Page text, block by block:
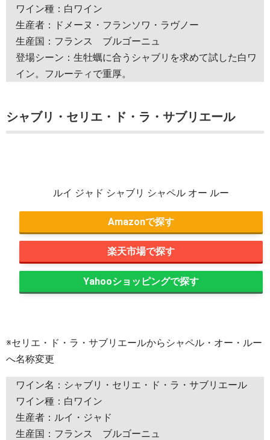
ワイン種：白ワイン
生産者：ドメーヌ・フランソワ・ラヴノー
生産国：フランス ブルゴーニュ
登場シーン：生牡蠣に合うシャブリを求めて試した白ワ
イン。フルーティで重厚。
シャブリ・セリエ・ド・ラ・サブリエール
ルイ ジャド シャブリ シャペル オー ルー
Amazon
楽天市場
Yahooショッピング
※セリエ・ド・ラ・サブリエールからシャペル・オー・ルー
へ名称変更
ワイン名：シャブリ・セリエ・ド・ラ・サブリエール
ワイン種：白ワイン
生産者：ルイ・ジャド
生産国：フランス ブルゴーニュ